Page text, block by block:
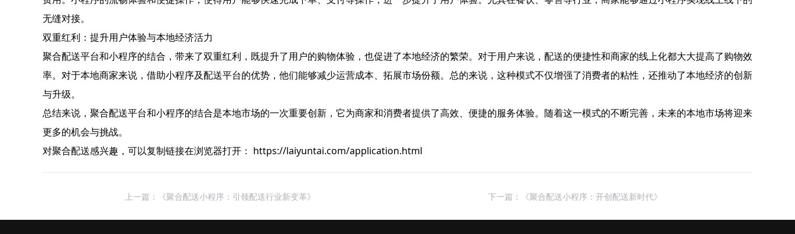
无缝对接。
双重红利：提升用户体验与本地经济活力
聚合配送平台和小程序的结合，带来了双重红利，既提升了用户的购物体验，也促进了本地经济的繁荣。对于用户来说，配送的便捷性和商家的线上化都大大提高了购物效
率。对于本地商家来说，借助小程序及配送平台的优势，他们能够减少运营成本、拓展市场份额。总的来说，这种模式不仅增强了消费者的粘性，还推动了本地经济的创新
与升级。
总结来说，聚合配送平台和小程序的结合是本地市场的一次重要创新，它为商家和消费者提供了高效、便捷的服务体验。随着这一模式的不断完善，未来的本地市场将迎来
更多的机会与挑战。
对聚合配送感兴趣，可以复制链接在浏览器打开： https://laiyuntai.com/application.html
上一篇：《聚合配送小程序：引领配送行业新变革》 下一篇：《聚合配送小程序：开创配送新时代》